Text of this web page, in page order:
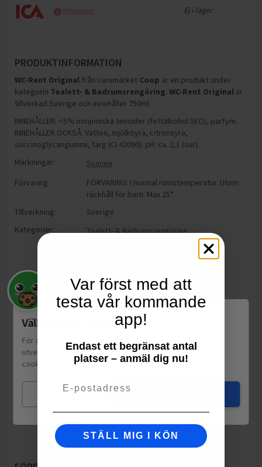
Webbpriser Ej i lager
PRODUKTINFORMATION
WC-Rent Original från varumärket Coop är en produkt under
kategorin Toalett- & Badrumsrengöring. WC-Rent Original är
tillverkad Sverige och innehåller 750ml.
INNEHÅLLER: <5% nonjoniska tensider (fettalkohol 5EO), parfym.
INNEHÅLLER OCKSÅ: Vatten, mjölksyra, citronsyra,
succinoglycangummi, färg (CI 42090). pH: ca. 2,1 (sur).
Märkningar:
Svanen
Förvaring:
FÖRVARING: I normal rumstemperatur. Utom
räckhåll för barn. Max 25°
Tillverkning:
Sverige
Kategorier:
Toalett- & Badrumsrengöring
Välkommen till Matspar.se
För att leverera en personlig upplevelse, mäta sajtens
utveckling och ha sociala medier-koppling använder vi
cookies.
Läs mer
Mina val
Var först med att
testa vår kommande
app!
Endast ett begränsat antal
platser – anmäl dig nu!
STÄLL MIG I KÖN